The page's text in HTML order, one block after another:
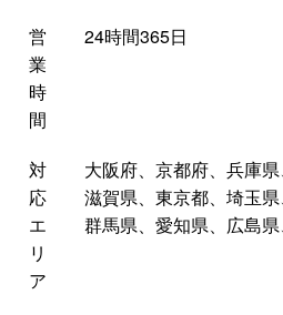
営
業
時
間
24時間365日
対
応
エ
リ
ア
大阪府、京都府、兵庫県
滋賀県、東京都、埼玉県
群馬県、愛知県、広島